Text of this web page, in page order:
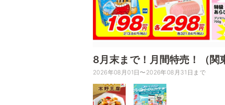
8月末まで！月間特売！（関
2026年08月01日〜2026年08月31日まで